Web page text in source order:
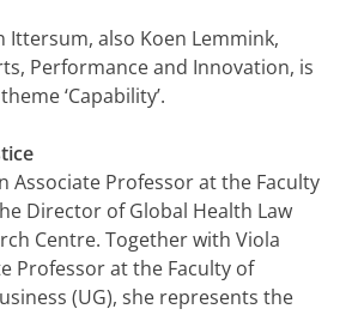
Ittersum, also Koen Lemmink,
Performance and Innovation, is
‘Capability’.
Associate Professor at the Faculty
Director of Global Health Law
Centre. Together with Viola
Professor at the Faculty of
(UG), she represents the